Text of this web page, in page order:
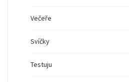
Večeře
Svíčky
Testuju